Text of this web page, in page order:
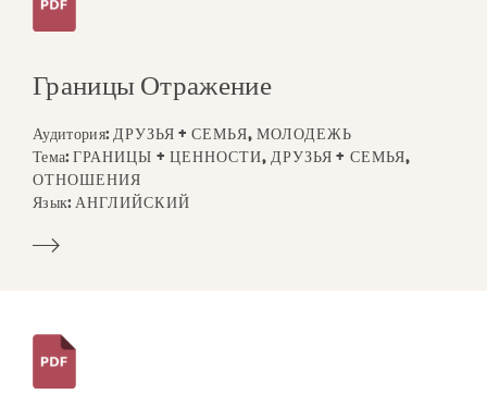
Границы Отражение
Аудитория: ДРУЗЬЯ + СЕМЬЯ, МОЛОДЕЖЬ
Тема:ГРАНИЦЫ + ЦЕННОСТИ, ДРУЗЬЯ + СЕМЬЯ,
ОТНОШЕНИЯ
Язык: АНГЛИЙСКИЙ